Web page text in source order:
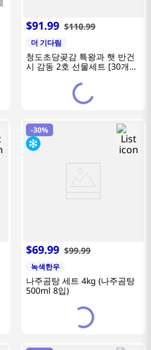
$91.99 $110.99
더 기다림
청도초당곶감 특왕과 햇 반건
시 감동 2호 선물세트 [30개
-30%
$69.99 $99.99
녹색한우
나주곰탕 세트 4kg (나주곰탕
500ml 8입)